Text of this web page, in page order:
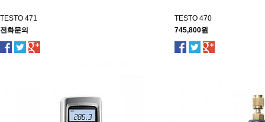
TESTO 471
전화문의
TESTO 470
745,800원